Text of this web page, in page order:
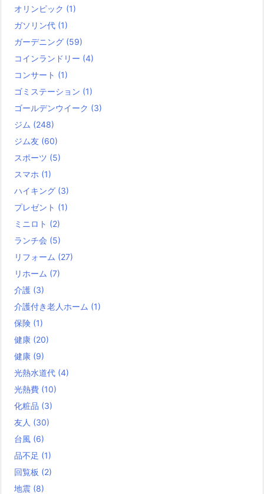
オリンピック (1)
ガソリン代 (1)
ガーデニング (59)
コインランドリー (4)
コンサート (1)
ゴミステーション (1)
ゴールデンウイーク (3)
ジム (248)
ジム友 (60)
スポーツ (5)
スマホ (1)
ハイキング (3)
プレゼント (1)
ミニロト (2)
ランチ会 (5)
リフォーム (27)
リホーム (7)
介護 (3)
介護付き老人ホーム (1)
保険 (1)
健康 (20)
健康 (9)
光熱水道代 (4)
光熱費 (10)
化粧品 (3)
友人 (30)
台風 (6)
品不足 (1)
回覧板 (2)
地震 (8)